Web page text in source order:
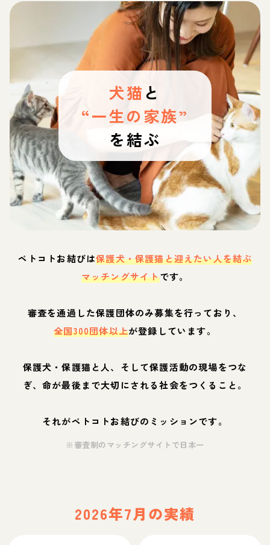
犬猫 と
“一生の家族”
を結ぶ
ペトコトお結びは保護犬・保護猫と迎えたい人を結ぶ
マッチングサイトです。
審査を通過した保護団体のみ募集を行っており、
全国300団体以上が登録しています。
保護犬・保護猫と人、そして保護活動の現場をつな
ぎ、命が最後まで大切にされる社会をつくること。
それがペトコトお結びのミッションです。
※審査制のマッチングサイトで日本一
2026年7月の実績